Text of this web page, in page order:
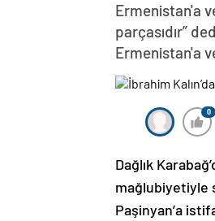
Ermenistan'a
parçasıdır”
Ermenistan'a
0
Dağlık
mağlubiyetiyle
Paşinyan’a